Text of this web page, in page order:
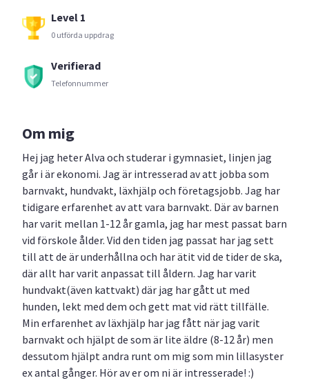
Level 1
0 utförda uppdrag
Verifierad
Telefonnummer
Om mig
Hej jag heter Alva och studerar i gymnasiet, linjen jag
går i är ekonomi. Jag är intresserad av att jobba som
barnvakt, hundvakt, läxhjälp och företagsjobb. Jag har
tidigare erfarenhet av att vara barnvakt. Där av barnen
har varit mellan 1-12 år gamla, jag har mest passat barn
vid förskole ålder. Vid den tiden jag passat har jag sett
till att de är underhållna och har ätit vid de tider de ska,
där allt har varit anpassat till åldern. Jag har varit
hundvakt(även kattvakt) där jag har gått ut med
hunden, lekt med dem och gett mat vid rätt tillfälle.
Min erfarenhet av läxhjälp har jag fått när jag varit
barnvakt och hjälpt de som är lite äldre (8-12 år) men
dessutom hjälpt andra runt om mig som min lillasyster
ex antal gånger. Hör av er om ni är intresserade! :)